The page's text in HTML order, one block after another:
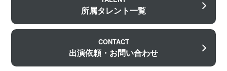
所属タレント一覧
CONTACT
出演依頼・お問い合わせ